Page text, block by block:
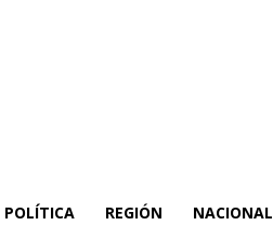
POLÍTICA REGIÓN NACIONAL